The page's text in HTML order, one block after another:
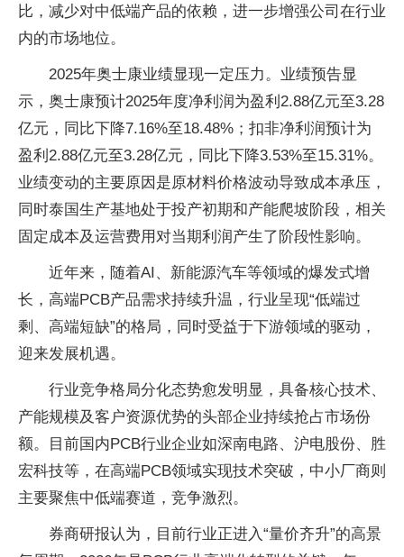
比，减少对中低端产品的依赖，进一步增强公司在行业
内的市场地位。
2025年奥士康业绩显现一定压力。业绩预告显
示，奥士康预计2025年度净利润为盈利2.88亿元至3.28
亿元，同比下降7.16%至18.48%；扣非净利润预计为
盈利2.88亿元至3.28亿元，同比下降3.53%至15.31%。
业绩变动的主要原因是原材料价格波动导致成本承压，
同时泰国生产基地处于投产初期和产能爬坡阶段，相关
固定成本及运营费用对当期利润产生了阶段性影响。
近年来，随着AI、新能源汽车等领域的爆发式增
长，高端PCB产品需求持续升温，行业呈现“低端过
剩、高端短缺”的格局，同时受益于下游领域的驱动，
迎来发展机遇。
行业竞争格局分化态势愈发明显，具备核心技术、
产能规模及客户资源优势的头部企业持续抢占市场份
额。目前国内PCB行业企业如深南电路、沪电股份、胜
宏科技等，在高端PCB领域实现技术突破，中小厂商则
主要聚焦中低端赛道，竞争激烈。
券商研报认为，目前行业正进入“量价齐升”的高景